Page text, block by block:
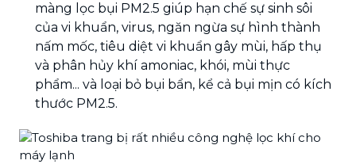
màng lọc bụi PM2.5 giúp hạn chế sự sinh sôi
của vi khuẩn, virus, ngăn ngừa sự hình thành
nấm mốc, tiêu diệt vi khuẩn gây mùi, hấp thụ
và phân hủy khí amoniac, khói, mùi thực
phẩm... và loại bỏ bụi bẩn, kể cả bụi mịn có kích
thước PM2.5.